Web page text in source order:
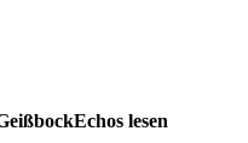
lesen